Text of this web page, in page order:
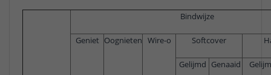
Bindwijze
Geniet Oognieten Wire-o Softcover
Gelijmd Genaaid